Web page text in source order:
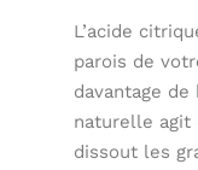
L’acide
parois de
davantage
naturelle agit
dissout les